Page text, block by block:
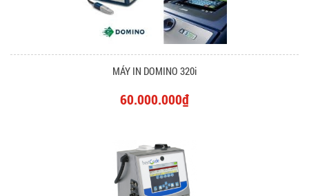
MÁY IN DOMINO 320i
60.000.000₫